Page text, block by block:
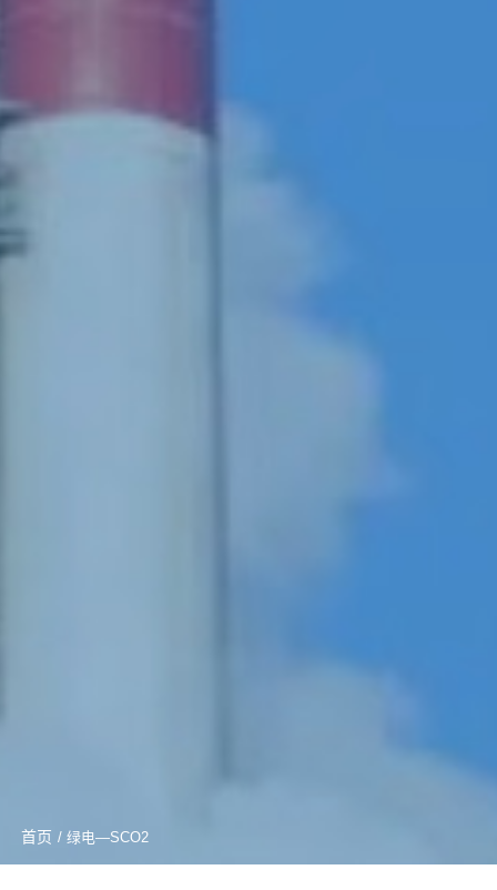
首页 / 绿电—SCO2